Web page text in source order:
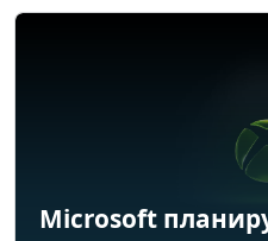
Microsoft